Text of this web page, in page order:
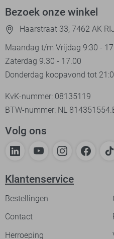
Bezoek onze winkel
Haarstraat 33, 7462 AK
Maandag t/m Vrijdag 9:30 -
Zaterdag 9.30 - 17.00
Donderdag koopavond tot
KvK-nummer: 08135119
BTW-nummer: NL
Volg ons
Klantenservice
Bestellingen
Contact
Herroeping